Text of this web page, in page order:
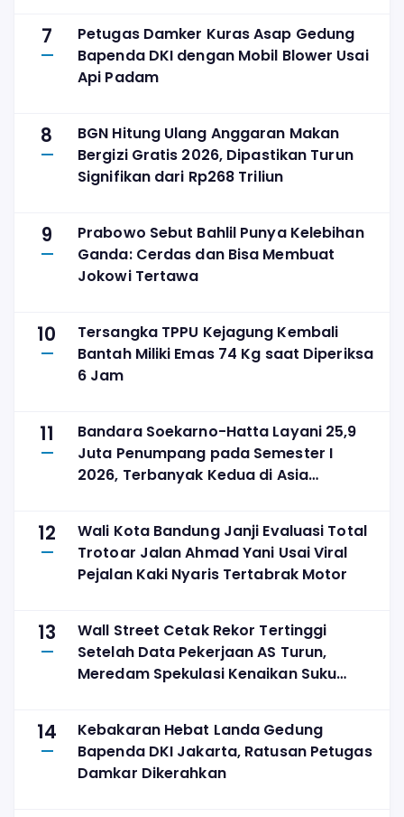
7
Petugas Damker Kuras Asap Gedung
Bapenda DKI dengan Mobil Blower Usai
Api Padam
8
BGN Hitung Ulang Anggaran Makan
Bergizi Gratis 2026, Dipastikan Turun
Signifikan dari Rp268 Triliun
9
Prabowo Sebut Bahlil Punya Kelebihan
Ganda: Cerdas dan Bisa Membuat
Jokowi Tertawa
10
Tersangka TPPU Kejagung Kembali
Bantah Miliki Emas 74 Kg saat Diperiksa
6 Jam
11
Bandara Soekarno-Hatta Layani 25,9
Juta Penumpang pada Semester I
2026, Terbanyak Kedua di Asia
12
Wali Kota Bandung Janji Evaluasi Total
Trotoar Jalan Ahmad Yani Usai Viral
Pejalan Kaki Nyaris Tertabrak Motor
13
Wall Street Cetak Rekor Tertinggi
Setelah Data Pekerjaan AS Turun,
Meredam Spekulasi Kenaikan Suku
14
Kebakaran Hebat Landa Gedung
Bapenda DKI Jakarta, Ratusan Petugas
Damkar Dikerahkan